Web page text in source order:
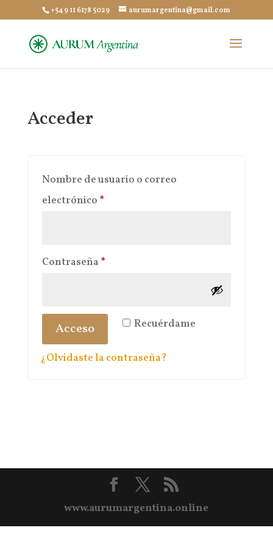
+54 9 11 6178 5029 aurumargentina@gmail.com
Acceder
Nombre de usuario o correo
electrónico *Obligatorio
Contraseña *Obligatorio
Recuérdame
Acceso
¿Olvidaste la contraseña?
www.aurumargentina.online